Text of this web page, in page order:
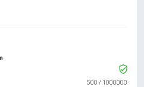
500 / 1000000